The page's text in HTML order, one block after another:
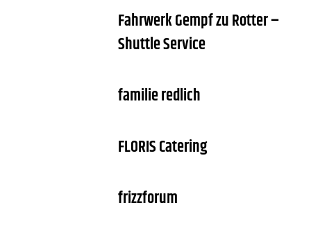
Fahrwerk Gempf zu Rotter –
Shuttle Service
familie redlich
FLORIS Catering
frizzforum